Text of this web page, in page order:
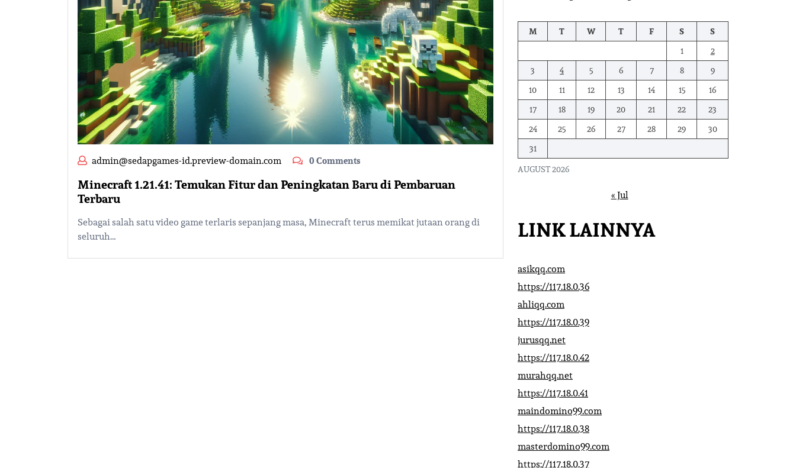
admin@sedapgames-id.preview-domain.com 0 Comments
Minecraft 1.21.41: Temukan Fitur dan Peningkatan Baru di Pembaruan
Terbaru
Sebagai salah satu video game terlaris sepanjang masa, Minecraft terus memikat jutaan orang di
seluruh…
AUGUST 2026
M T W T F S
S
1
2
3
4 5 6 7 8
9
10
11 12 13 14 15
16
17
18 19 20 21 22
23
24
25 26 27 28 29
30
31
« Jul
LINK LAINNYA
asikqq.com
https://117.18.0.36
ahliqq.com
https://117.18.0.39
jurusqq.net
https://117.18.0.42
murahqq.net
https://117.18.0.41
maindomino99.com
https://117.18.0.38
masterdomino99.com
https://117.18.0.37